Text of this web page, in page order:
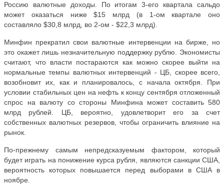
Россию валютные доходы. По итогам 3-его квартала сальдо
может оказаться ниже $15 млрд (в 1-ом квартале оно
составляло $30,8 млрд, во 2-ом - $22,3 млрд).
Минфин прекратил свои валютные интервенции на бирже, но
это окажет лишь незначительную поддержку рублю. Экономисты
считают, что власти постараются как можно скорее выйти на
нормальные темпы валютных интервенций - ЦБ, скорее всего,
возобновит их, как и планировалось, с начала октября. При
условии стабильных цен на нефть к концу сентября отложенный
спрос на валюту со стороны Минфина может составить 580
млрд рублей. ЦБ, вероятно, удовлетворит его за счет
собственных валютных резервов, чтобы ограничить влияние на
рынок.
По-прежнему самым непредсказуемым фактором, который
будет играть на понижение курса рубля, являются санкции США,
вероятность которых повышается перед выборами в США в
ноябре.